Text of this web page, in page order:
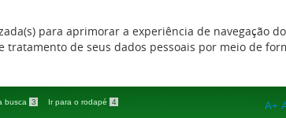
para aprimorar a experiência de navegação
tratamento de seus dados pessoais por meio de
busca 3 Ir para o rodapé 4 A+